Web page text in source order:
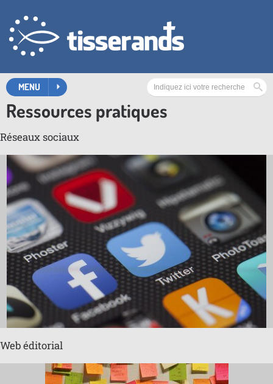
MENU
Ressources pratiques
Réseaux sociaux
Web éditorial